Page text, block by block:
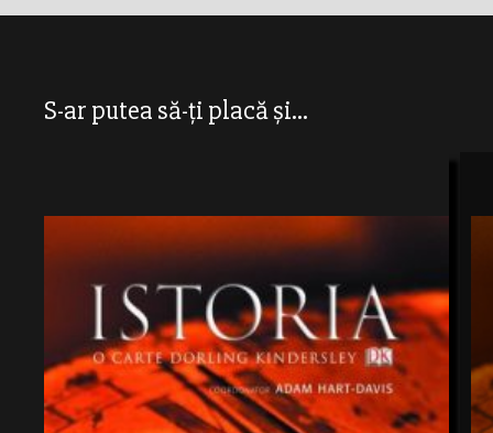
S-ar putea să-ți placă și...